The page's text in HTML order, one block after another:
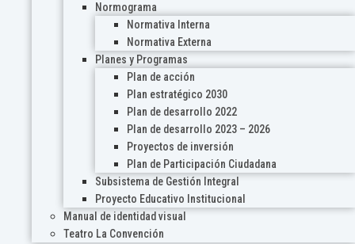
Normograma
Normativa Interna
Normativa Externa
Planes y Programas
Plan de acción
Plan estratégico 2030
Plan de desarrollo 2022
Plan de desarrollo 2023 – 2026
Proyectos de inversión
Plan de Participación Ciudadana
Subsistema de Gestión Integral
Proyecto Educativo Institucional
Manual de identidad visual
Teatro La Convención